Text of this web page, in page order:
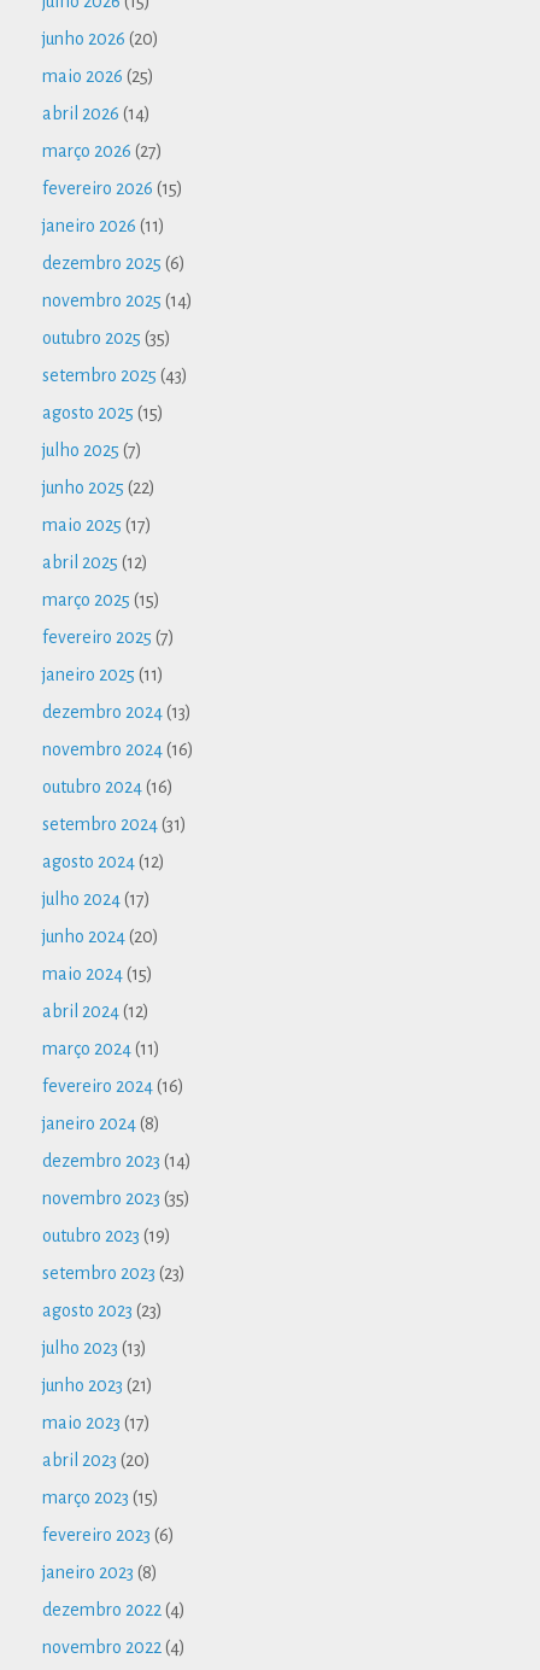
junho 2026 (20)
maio 2026 (25)
abril 2026 (14)
março 2026 (27)
fevereiro 2026 (15)
janeiro 2026 (11)
dezembro 2025 (6)
novembro 2025 (14)
outubro 2025 (35)
setembro 2025 (43)
agosto 2025 (15)
julho 2025 (7)
junho 2025 (22)
maio 2025 (17)
abril 2025 (12)
março 2025 (15)
fevereiro 2025 (7)
janeiro 2025 (11)
dezembro 2024(13)
novembro 2024(16)
outubro 2024(16)
setembro 2024(31)
agosto 2024(12)
julho 2024(17)
junho 2024(20)
maio 2024(15)
abril 2024(12)
março 2024(11)
fevereiro 2024(16)
janeiro 2024(8)
dezembro 2023 (14)
novembro 2023 (35)
outubro 2023 (19)
setembro 2023 (23)
agosto 2023 (23)
julho 2023 (13)
junho 2023 (21)
maio 2023 (17)
abril 2023 (20)
março 2023 (15)
fevereiro 2023 (6)
janeiro 2023 (8)
dezembro 2022 (4)
novembro 2022 (4)